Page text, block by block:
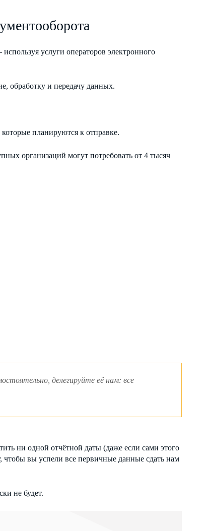
услуги операторов электронного
обработку и передачу данных.
планируются к отправке.
организаций могут потребовать от 4 тысяч
делегируйте её нам: все
ни одной отчётной даты (даже если сами этого
чтобы вы успели все первичные данные сдать нам
не будет.